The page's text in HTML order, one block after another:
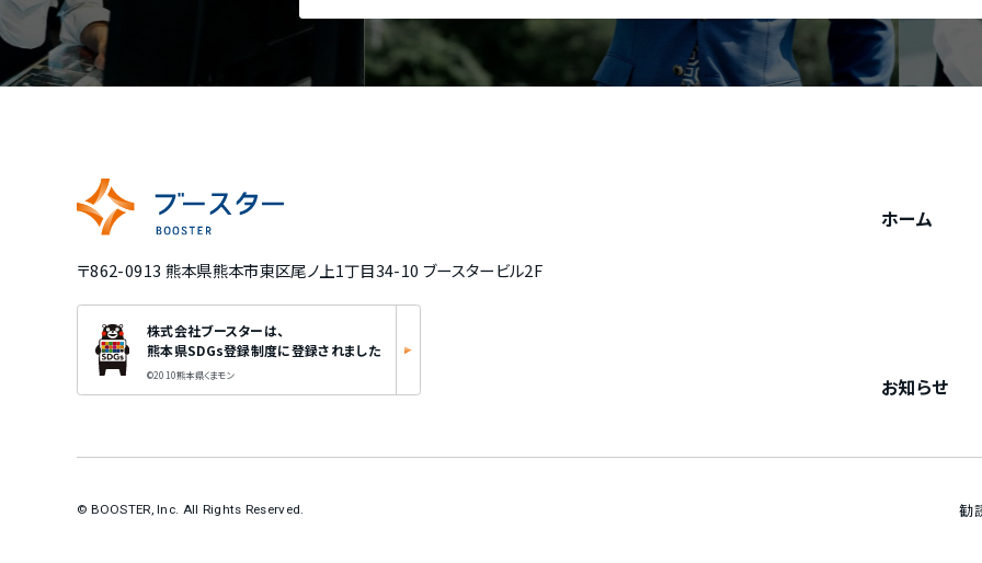
〒862-0913 熊本県熊本市東区尾ノ上1丁目34-10 ブースタービル2F
株式会社ブースターは、
熊本県SDGs登録制度に登録されました
©2010熊本県くまモン
ホーム
お知らせ
© BOOSTER, Inc. All Rights Reserved. 勧